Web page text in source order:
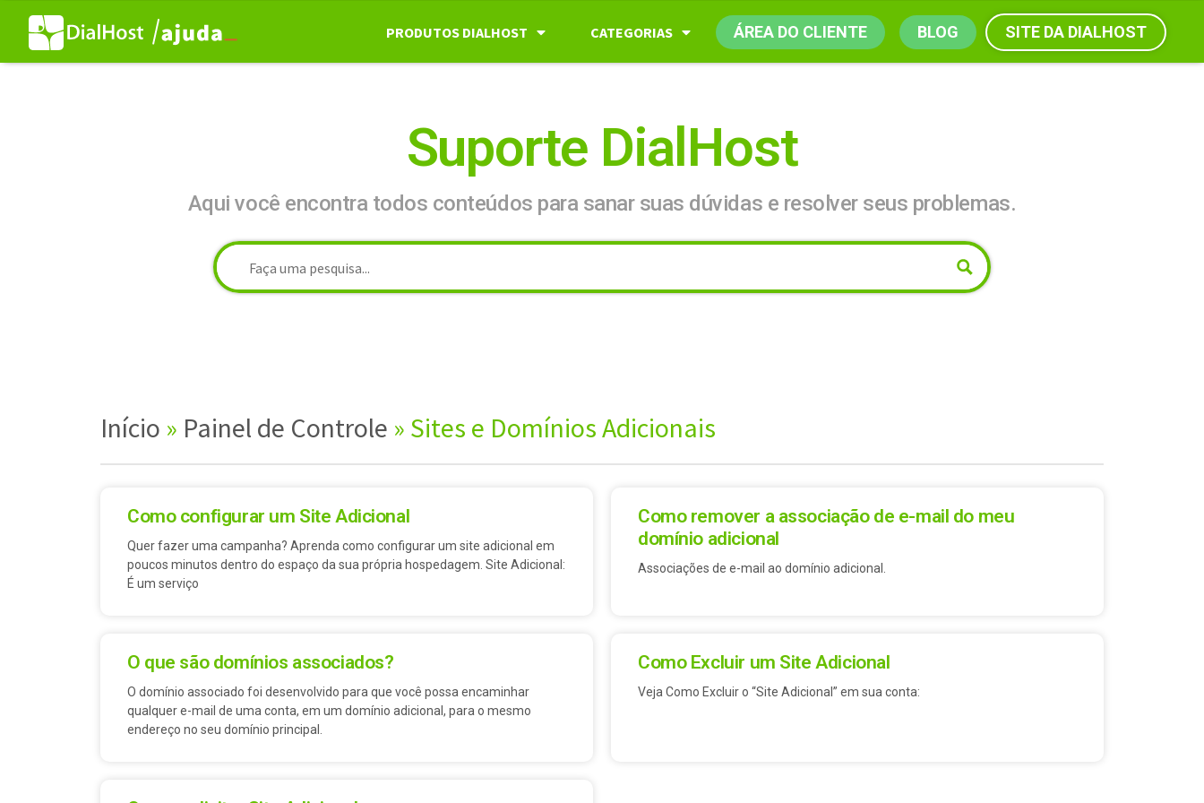
PRODUTOS DIALHOST CATEGORIAS ÁREA DO CLIENTE BLOG SITE DA DIALHOST
Suporte DialHost
Aqui você encontra todos conteúdos para sanar suas dúvidas e resolver seus problemas.
Início » Painel de Controle » Sites e Domínios Adicionais
Como configurar um Site Adicional
Quer fazer uma campanha? Aprenda como configurar um site adicional em
poucos minutos dentro do espaço da sua própria hospedagem. Site Adicional:
É um serviço
Como remover a associação de e-mail do meu
domínio adicional
Associações de e-mail ao domínio adicional.
O que são domínios associados?
O domínio associado foi desenvolvido para que você possa encaminhar
qualquer e-mail de uma conta, em um domínio adicional, para o mesmo
endereço no seu domínio principal.
Como Excluir um Site Adicional
Veja Como Excluir o “Site Adicional” em sua conta: